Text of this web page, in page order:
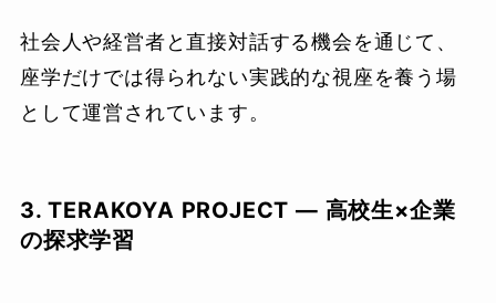
社会人や経営者と直接対話する機会を通じて、
座学だけでは得られない実践的な視座を養う場
として運営されています。
3. TERAKOYA PROJECT — 高校生×企業
の探求学習